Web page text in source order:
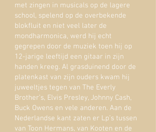
met zingen in musicals op de lagere
school, spelend op de overbekende
blokfluit en niet veel later de
mondharmonica, werd hij echt
gegrepen door de muziek toen hij op
12-jarige leeftijd een gitaar in zijn
handen kreeg. Al grasduinend door de
platenkast van zijn ouders kwam hij
juweeltjes tegen van The Everly
Brother’s, Elvis Presley, Johnny Cash,
Buck Owens en vele anderen. Aan de
Nederlandse kant zaten er Lp’s tussen
van Toon Hermans, van Kooten en de